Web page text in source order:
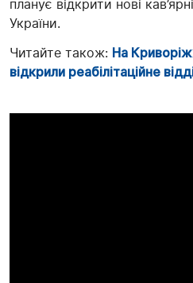
планує відкрити нові
України.
Читайте також: На
відкрили реабілітаційне